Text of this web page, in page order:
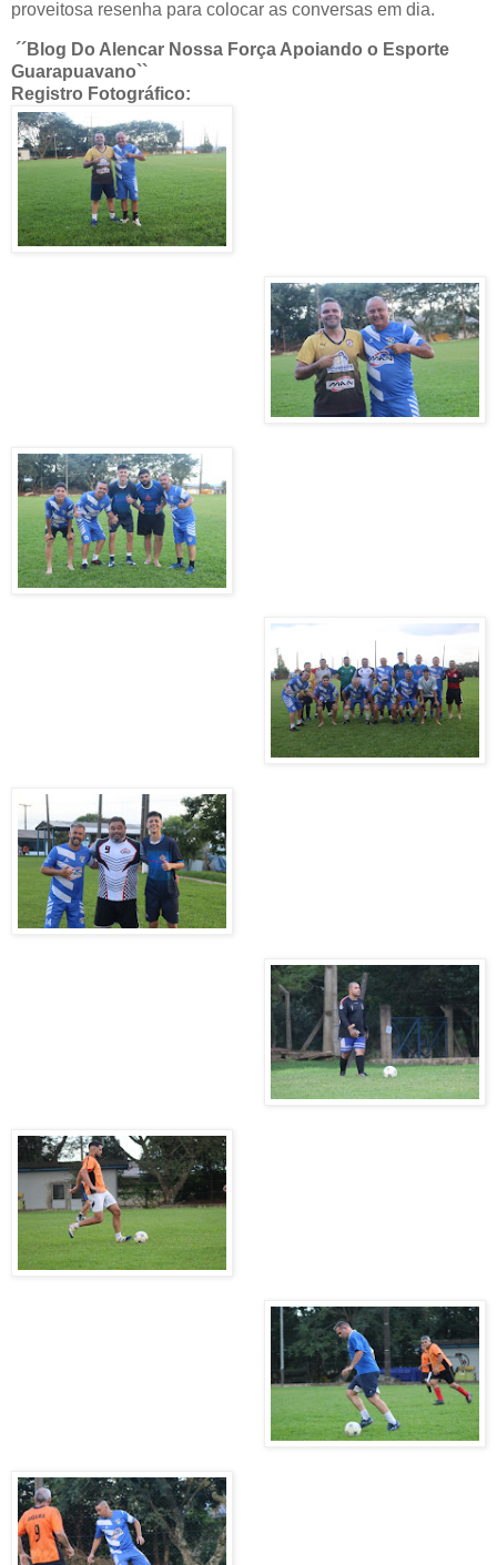
proveitosa resenha para colocar as conversas em dia.
´´Blog Do Alencar Nossa Força Apoiando o Esporte
Guarapuavano``
Registro Fotográfico: